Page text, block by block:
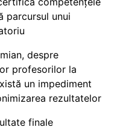
parcursul unui
despre
profesorilor la
un impediment
rezultatelor
finale